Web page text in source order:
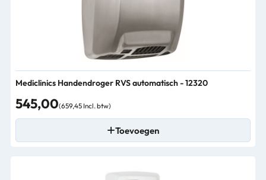
Mediclinics Handendroger RVS automatisch - 12320
545,00(659,45 Incl. btw)
Toevoegen